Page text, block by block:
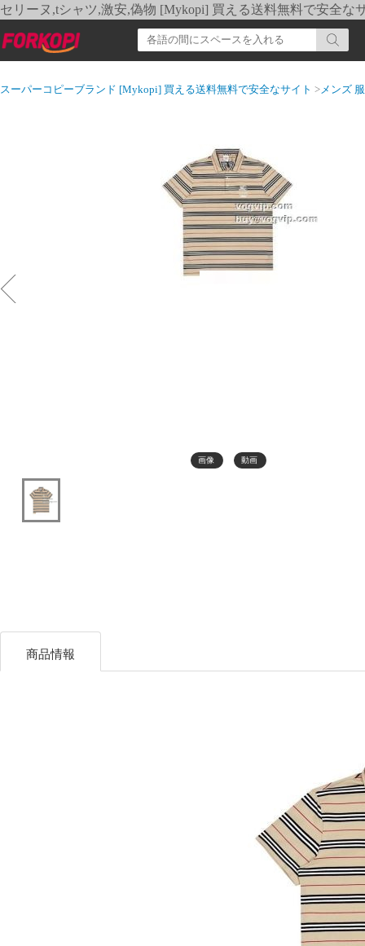
セリーヌ,tシャツ,激安,偽物 [Mykopi] 買える送料無料で安全な
スーパーコピーブランド [Mykopi] 買える送料無料で安全なサイト >メンズ 服
画像 動画
商品情報